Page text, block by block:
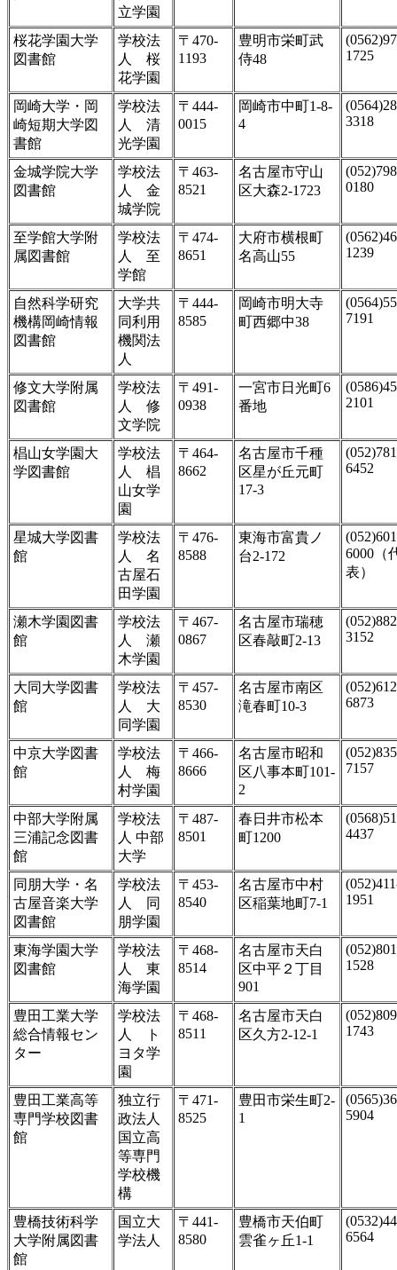
立学園
桜花学園大学
図書館
学校法
人 桜
花学園
〒470-
1193
豊明市栄町武
侍48
1725
岡崎大学・岡
崎短期大学図
書館
学校法
人 清
光学園
〒444-
0015
岡崎市中町1-8-
4
3318
金城学院大学
図書館
学校法
人 金
城学院
〒463-
8521
名古屋市守山
区大森2-1723
0180
至学館大学附
属図書館
学校法
人 至
学館
〒474-
8651
大府市横根町
名高山55
1239
自然科学研究
機構岡崎情報
図書館
大学共
同利用
機関法
人
〒444-
8585
岡崎市明大寺
町西郷中38
7191
修文大学附属
図書館
学校法
人 修
文学院
〒491-
0938
一宮市日光町6
番地
2101
椙山女学園大
学図書館
学校法
人 椙
山女学
園
〒464-
8662
名古屋市千種
区星が丘元町
17-3
6452
星城大学図書
館
学校法
人 名
古屋石
田学園
〒476-
8588
東海市富貴ノ
台2-172
6000（
表）
瀬木学園図書
館
学校法
人 瀬
木学園
〒467-
0867
名古屋市瑞穂
区春敲町2-13
3152
大同大学図書
館
学校法
人 大
同学園
〒457-
8530
名古屋市南区
滝春町10-3
6873
中京大学図書
館
学校法
人 梅
村学園
〒466-
8666
名古屋市昭和
区八事本町101-
2
7157
中部大学附属
三浦記念図書
館
学校法
人 中部
大学
〒487-
8501
春日井市松本
町1200
4437
同朋大学・名
古屋音楽大学
図書館
学校法
人 同
朋学園
〒453-
8540
名古屋市中村
区稲葉地町7-1
1951
東海学園大学
図書館
学校法
人 東
海学園
〒468-
8514
名古屋市天白
区中平２丁目
901
1528
豊田工業大学
総合情報セン
ター
学校法
人 ト
ヨタ学
園
〒468-
8511
名古屋市天白
区久方2-12-1
1743
豊田工業高等
専門学校図書
館
独立行
政法人
国立高
等専門
学校機
構
〒471-
8525
豊田市栄生町2-
1
5904
豊橋技術科学
大学附属図書
館
国立大
学法人
〒441-
8580
豊橋市天伯町
雲雀ヶ丘1-1
6564